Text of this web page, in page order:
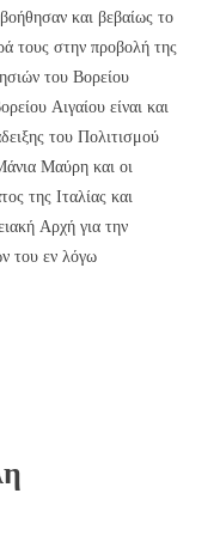
και βεβαίως το
τους στην προβολή της
του Βορείου
Αιγαίου είναι και
του Πολιτισμού
Μαύρη και οι
της Ιταλίας και
Αρχή για την
του εν λόγω